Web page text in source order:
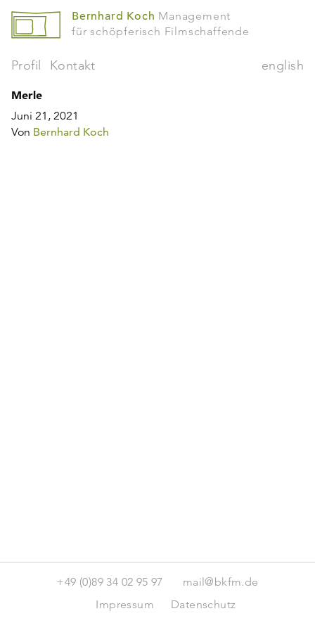
Bernhard Koch Management
für schöpferisch Filmschaffende
Profil Kontakt english
Merle
Juni 21, 2021
Von Bernhard Koch
+49 (0)89 34 02 95 97
mail@bkfm.de
Impressum
Datenschutz